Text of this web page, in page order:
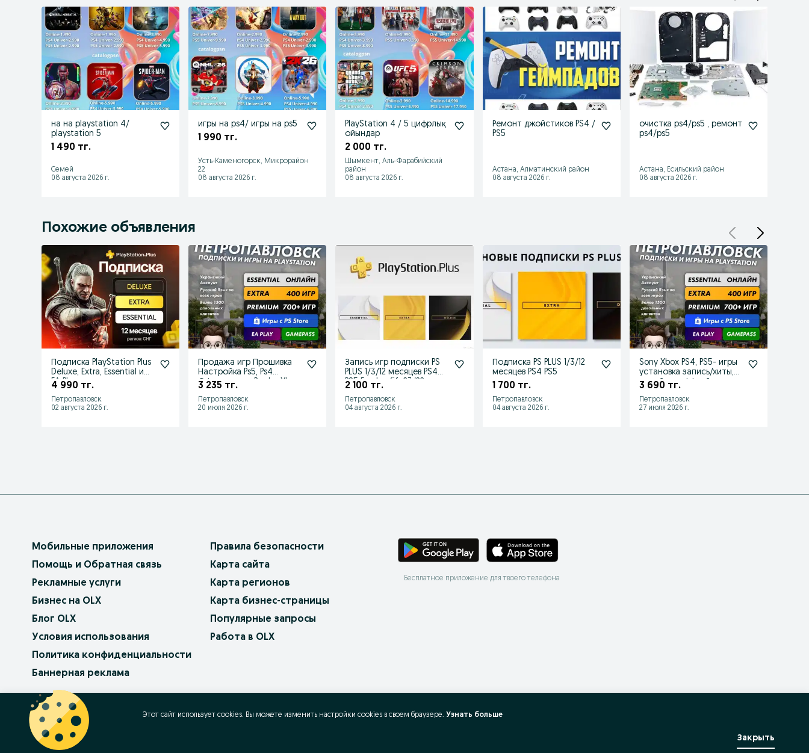
на на playstation 4/
playstation 5
1 490 тг.
Семей
08 августа 2026 г.
игры на ps4/ игры на ps5
1 990 тг.
Усть-Каменогорск, Микрорайон
22
08 августа 2026 г.
PlayStation 4 / 5 цифрлық
ойындар
2 000 тг.
Шымкент, Аль-Фарабийский
район
08 августа 2026 г.
Ремонт джойстиков PS4 /
PS5
Астана, Алматинский район
08 августа 2026 г.
очистка ps4/ps5 , ремонт
ps4/ps5
Астана, Есильский район
08 августа 2026 г.
Похожие объявления
Подписка PlayStation Plus
Deluxe, Extra, Essential и
EA Play
4 990 тг.
Петропавловск
02 августа 2026 г.
Продажа игр Прошивка
Настройка Ps5, Ps4
3 235 тг.
Петропавловск
20 июля 2026 г.
Запись игр подписки PS
PLUS 1/3/12 месяцев PS4
PS5 Ea play fifa23/22
2 100 тг.
Петропавловск
04 августа 2026 г.
Подписка PS PLUS 1/3/12
месяцев PS4 PS5
1 700 тг.
Петропавловск
04 августа 2026 г.
Sony Xbox PS4, PS5- игры
установка запись/хиты,
онлайн и оффлайн
3 690 тг.
Петропавловск
27 июля 2026 г.
Мобильные приложения
Помощь и Обратная связь
Рекламные услуги
Бизнес на OLX
Блог OLX
Условия использования
Политика конфиденциальности
Баннерная реклама
Правила безопасности
Карта сайта
Карта регионов
Карта бизнес-страницы
Популярные запросы
Работа в OLX
Бесплатное приложение для твоего телефона
OLX.bg
Этот сайт использует cookies. Вы можете изменить настройки cookies в своeм браузере. Узнать больше
Закрыть